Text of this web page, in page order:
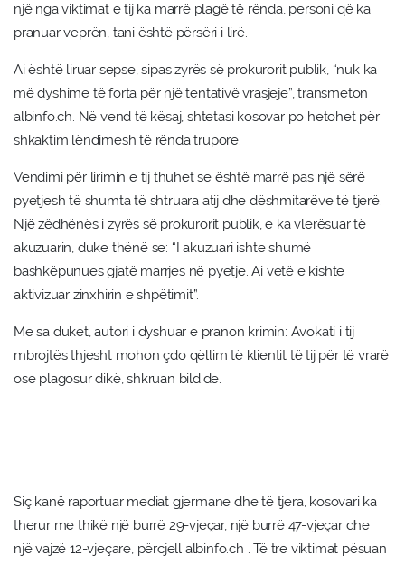
një nga viktimat e tij ka marrë plagë të rënda, personi që ka
pranuar veprën, tani është përsëri i lirë.
Ai është liruar sepse, sipas zyrës së prokurorit publik, “nuk ka
më dyshime të forta për një tentativë vrasjeje”, transmeton
albinfo.ch. Në vend të kësaj, shtetasi kosovar po hetohet për
shkaktim lëndimesh të rënda trupore.
Vendimi për lirimin e tij thuhet se është marrë pas një sërë
pyetjesh të shumta të shtruara atij dhe dëshmitarëve të tjerë.
Një zëdhënës i zyrës së prokurorit publik, e ka vlerësuar të
akuzuarin, duke thënë se: “I akuzuari ishte shumë
bashkëpunues gjatë marrjes në pyetje. Ai vetë e kishte
aktivizuar zinxhirin e shpëtimit”.
Me sa duket, autori i dyshuar e pranon krimin: Avokati i tij
mbrojtës thjesht mohon çdo qëllim të klientit të tij për të vrarë
ose plagosur dikë, shkruan bild.de.
Siç kanë raportuar mediat gjermane dhe të tjera, kosovari ka
therur me thikë një burrë 29-vjeçar, një burrë 47-vjeçar dhe
një vajzë 12-vjeçare, përcjell albinfo.ch . Të tre viktimat pësuan